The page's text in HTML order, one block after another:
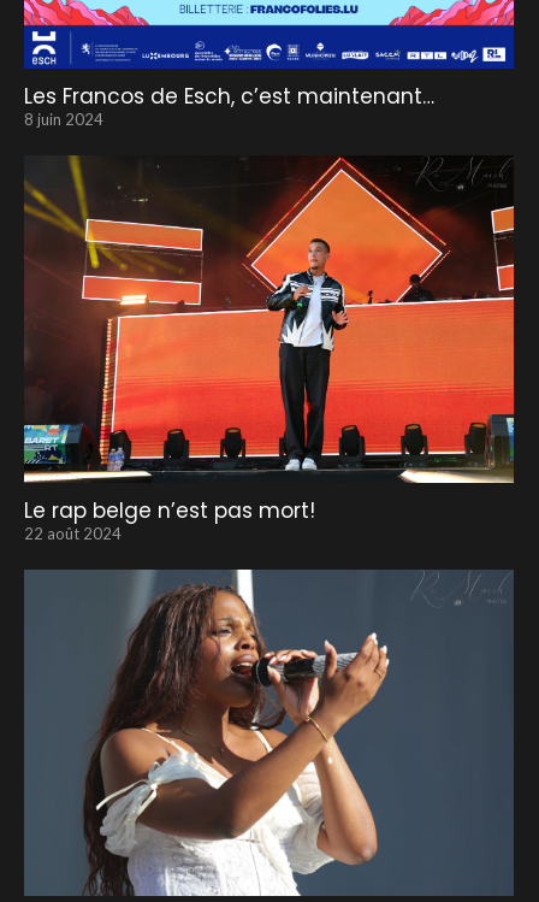
Les Francos de Esch, c’est maintenant…
8 juin 2024
Le rap belge n’est pas mort!
22 août 2024